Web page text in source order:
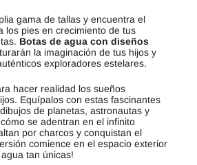
gama de tallas y encuentra el
los pies en crecimiento de tus
Botas de agua con diseños
la imaginación de tus hijos y
exploradores estelares.
hacer realidad los sueños
Equípalos con estas fascinantes
de planetas, astronautas y
se adentran en el infinito
por charcos y conquistan el
comience en el espacio exterior
tan únicas!